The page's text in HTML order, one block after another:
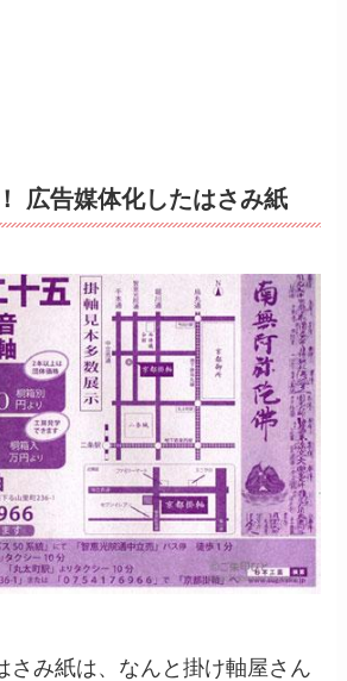
広告媒体化したはさみ紙
さみ紙は、なんと掛け軸屋さん